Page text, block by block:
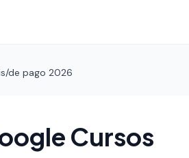
de pago 2026
Cursos